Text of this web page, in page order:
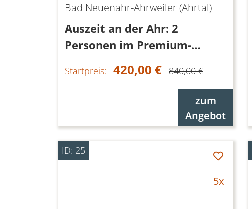
Bad Neuenahr-Ahrweiler (Ahrtal)
Auszeit an der Ahr: 2
Personen im Premium-
Startpreis: 420,00 € 840,00 €
zum
Angebot
ID: 25
5x